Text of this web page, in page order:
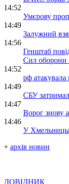
14:52
Умєрову
14:49
Залужний
14:56
Генштаб
Сил оборони
14:52
рф
14:49
СБУ
14:47
Ворог знову
14:46
У
+ архів новин
ДОВІДНИК